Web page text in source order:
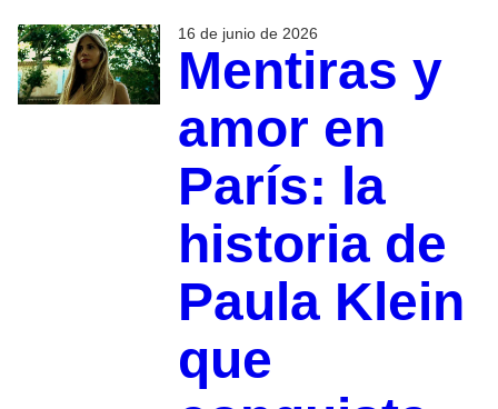
16 de junio de 2026
Mentiras y
amor en
París: la
historia de
Paula Klein
que